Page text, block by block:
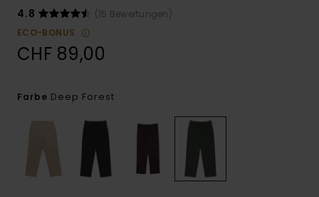
4.8
(15 Bewertungen)
ECO-BONUS
CHF 89,00
Farbe Deep Forest